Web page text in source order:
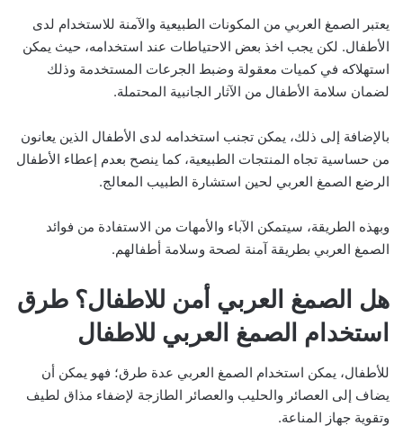
يعتبر الصمغ العربي من المكونات الطبيعية والآمنة للاستخدام لدى
الأطفال. لكن يجب اخذ بعض الاحتياطات عند استخدامه، حيث يمكن
استهلاكه في كميات معقولة وضبط الجرعات المستخدمة وذلك
لضمان سلامة الأطفال من الآثار الجانبية المحتملة.
بالإضافة إلى ذلك، يمكن تجنب استخدامه لدى الأطفال الذين يعانون
من حساسية تجاه المنتجات الطبيعية، كما ينصح بعدم إعطاء الأطفال
الرضع الصمغ العربي لحين استشارة الطبيب المعالج.
وبهذه الطريقة، سيتمكن الآباء والأمهات من الاستفادة من فوائد
الصمغ العربي بطريقة آمنة لصحة وسلامة أطفالهم.
هل الصمغ العربي أمن للاطفال؟ طرق
استخدام الصمغ العربي للاطفال
للأطفال، يمكن استخدام الصمغ العربي عدة طرق؛ فهو يمكن أن
يضاف إلى العصائر والحليب والعصائر الطازجة لإضفاء مذاق لطيف
وتقوية جهاز المناعة.